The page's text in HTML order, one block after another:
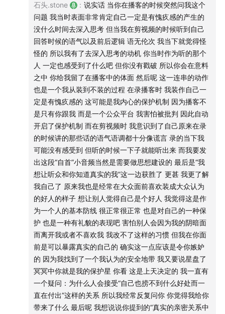
不是在用一个姐姐/成年人的身份对他施“暴”，就像我时常觉
得当我还是小朋友的时候根本没做错事情，但我妈就是想发
火了，这种反思很容易让我不自觉移情我弟然后愧疚。最后
我思考的是，我想这可能是我们都在想的，如果亲密意味着
真实，而真实很有可能导致没法再顾及对方感受的话，怎么
找到一个平衡点，因为当我感到被命令或者质问的时候，我
也真实觉得受伤了，这可能也是两种人格的不同，也许你觉
得我对你这样说话你不会觉得被伤害，所以我们说的顾及感
受，很多也是站在自己的视角去想问题，还想补充一点我也
疑惑，你能展示真实的自己，而我不能，是不是因为我潜意
识还是觉得真实的自己挺不敢给出去的，因为有想要藏起来
的阴暗面？我想藏起我的愤怒？我学不会发火？听到你说可
以肆无忌惮做自己，我是真的有点嫉妒了，这和上面的羡慕
不一样，你是在展现真实的自己以后觉得对方可以接受，特
别的坦白赤裸，我不行，我怕对方会躲、会逃，这段写完感
觉我就像阴沟里的老鼠在阴暗爬行，半夜先写这么多，刚刚
回杭，等有新想法了，我会续写或者推翻今天的自己。
ps但我还是很庆幸你把这些心里话说出来了，我觉得这对话
在推动我更看清自己，然后去思考这段关系怎么更好。
石头.stone : 说实话 当你在播客的时候突然问我这个
问题 我当时表面非常肯定自己一定是有愧疚感的产生的
没什么时间去深入思考 但当我在剪视频的时候听到自己
回答时候的语气以及前后逻辑 语无伦次 我当下就觉得怪
怪的 所以我有了去深入思考的动机 你当时作为听的那个
人 一定也感受到了什么吧 但你没有戳破 所以你会在意料
之中 你给我留了在播客中的体面 然后呢 这一连串的动作
也是一个我从装到不装的过程 在录播客时 我装作自己一
定是有愧疚感的 这可能是我内心的保护机制 因为播客不
是只有你跟我 而是一个公众平台 我害怕被批判 因此自动
开启了保护机制 而在剪视频时 我意识到了自己原来在录
的时候讲的那些话的语气语调都十分像谎言 录的当下我
可能没有感受到 但听的时候一下子就能听出来 而我要发
出这段“自首”小音频当然是需要做思想建设的 最后是“我
想让听众和你知道真实的我”这一边获胜了 更甚 我更了解
我自己了 原来我也是经常在大众面前喜欢装成大众认为
的好人的样子 想让别人觉得自己是个好人 我觉得这是作
为一个人的基本防线 很正常很正常 也是对自己的一种保
护 也是一种有礼貌的表现吧 害怕别人会因为我的阴暗面
而离开我或者不喜欢我 我改不了这样的习惯 但我在你面
前是可以暴露真实的自己的 确实这一点应该是令你嫉妒
的 因为我找到了一个我认为的安全地带 我又要说星盘了
冥冥中你就是我的保护星 你看 这是上天决定的 我一直有
一个疑问：为什么人会接受“自己也捞不到什么好处而一
直在付出”这样的关系 所以我经常反复问你 你觉得我给你
带来了什么 最后呢 我想说说你提到的“真实的亲密关系中